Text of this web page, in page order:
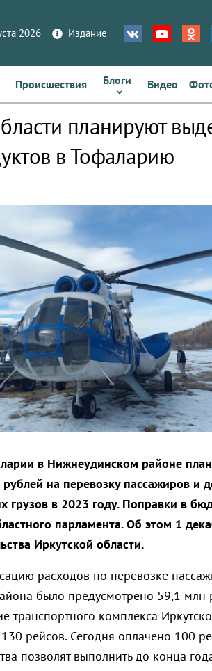
2026 Издание
Происшествия Блоги Видео
планируют
в Тофаларию
в Нижнеудинском районе
на перевозку пассажиров и
в 2023 году. Поправки в
парламента. Об этом 1
Иркутской области.
расходов по перевозке
было предусмотрено 59,1 млн
транспортного комплекса
130 рейсов. Сегодня оплачено 100
позволят выполнить до конца